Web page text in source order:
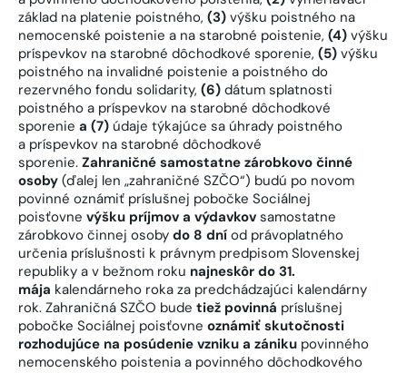
základ na platenie poistného, (3) výšku poistného na
nemocenské poistenie a na starobné poistenie, (4) výšku
príspevkov na starobné dôchodkové sporenie, (5) výšku
poistného na invalidné poistenie a poistného do
rezervného fondu solidarity, (6) dátum splatnosti
poistného a príspevkov na starobné dôchodkové
sporenie a (7) údaje týkajúce sa úhrady poistného
a príspevkov na starobné dôchodkové
sporenie. Zahraničné samostatne zárobkovo činné
osoby (ďalej len „zahraničné SZČO“) budú po novom
povinné oznámiť príslušnej pobočke Sociálnej
poisťovne výšku príjmov a výdavkov samostatne
zárobkovo činnej osoby do 8 dní od právoplatného
určenia príslušnosti k právnym predpisom Slovenskej
republiky a v bežnom roku najneskôr do 31.
mája kalendárneho roka za predchádzajúci kalendárny
rok. Zahraničná SZČO bude tiež povinná príslušnej
pobočke Sociálnej poisťovne oznámiť skutočnosti
rozhodujúce na posúdenie vzniku a zániku povinného
nemocenského poistenia a povinného dôchodkového